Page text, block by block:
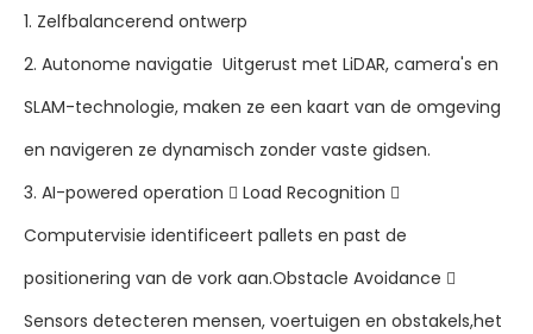
1. Zelfbalancerend ontwerp
2. Autonome navigatie ️ Uitgerust met LiDAR, camera's en
SLAM-technologie, maken ze een kaart van de omgeving
en navigeren ze dynamisch zonder vaste gidsen.
3. AI-powered operation  Load Recognition 
Computervisie identificeert pallets en past de
positionering van de vork aan.Obstacle Avoidance 
Sensors detecteren mensen, voertuigen en obstakels,het